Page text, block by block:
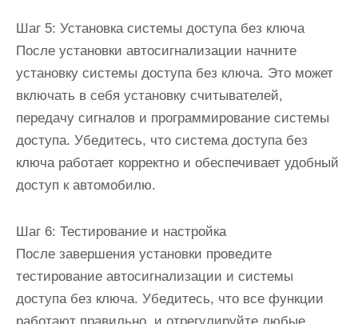
Шаг 5: Установка системы доступа без ключа
После установки автосигнализации начните
установку системы доступа без ключа. Это может
включать в себя установку считывателей,
передачу сигналов и программирование системы
доступа. Убедитесь, что система доступа без
ключа работает корректно и обеспечивает удобный
доступ к автомобилю.
Шаг 6: Тестирование и настройка
После завершения установки проведите
тестирование автосигнализации и системы
доступа без ключа. Убедитесь, что все функции